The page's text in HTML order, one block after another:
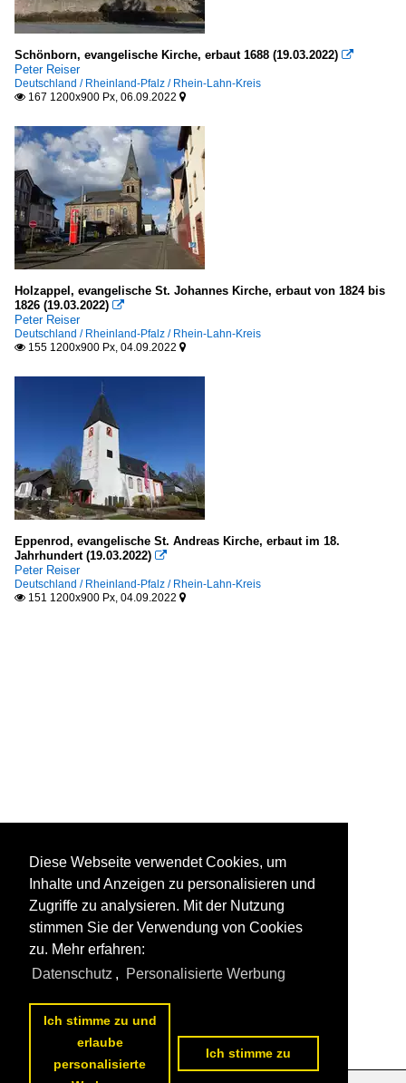
Schönborn, evangelische Kirche, erbaut 1688 (19.03.2022) 
Peter Reiser
Deutschland / Rheinland-Pfalz / Rhein-Lahn-Kreis
 167 1200x900 Px, 06.09.2022 
Holzappel, evangelische St. Johannes Kirche, erbaut von 1824 bis
1826 (19.03.2022) 
Peter Reiser
Deutschland / Rheinland-Pfalz / Rhein-Lahn-Kreis
 155 1200x900 Px, 04.09.2022 
Eppenrod, evangelische St. Andreas Kirche, erbaut im 18.
Jahrhundert (19.03.2022) 
Peter Reiser
Deutschland / Rheinland-Pfalz / Rhein-Lahn-Kreis
 151 1200x900 Px, 04.09.2022 
Diese Webseite verwendet Cookies, um
Inhalte und Anzeigen zu personalisieren und
Zugriffe zu analysieren. Mit der Nutzung
stimmen Sie der Verwendung von Cookies
zu. Mehr erfahren:
Datenschutz , Personalisierte Werbung
Ich stimme zu und
erlaube
personalisierte
Ich stimme zu